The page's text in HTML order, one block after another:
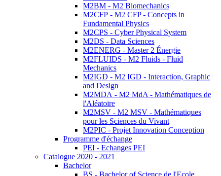
M2BM - M2 Biomechanics
M2CFP - M2 CFP - Concepts in
Fundamental Physics
M2CPS - Cyber Physical System
M2DS - Data Sciences
M2ENERG - Master 2 Énergie
M2FLUIDS - M2 Fluids - Fluid
Mechanics
M2IGD - M2 IGD - Interaction, Graphic
and Design
M2MDA - M2 MdA - Mathématiques de
l'Aléatoire
M2MSV - M2 MSV - Mathématiques
pour les Sciences du Vivant
M2PIC - Projet Innovation Conception
Programme d'échange
PEI - Echanges PEI
Catalogue 2020 - 2021
Bachelor
BS - Bachelor of Science de l'Ecole